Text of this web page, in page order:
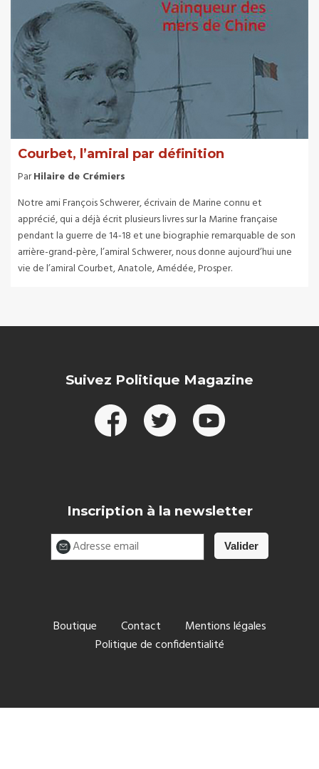
Courbet, l’amiral par définition
ParHilaire de Crémiers
Notre ami François Schwerer, écrivain de Marine connu et
apprécié, qui a déjà écrit plusieurs livres sur la Marine française
pendant la guerre de 14-18 et une biographie remarquable de son
arrière-grand-père, l’amiral Schwerer, nous donne aujourd’hui une
vie de l’amiral Courbet, Anatole, Amédée, Prosper.
Suivez Politique Magazine
Inscription à la newsletter
Boutique Contact
Mentions légales
Politique de confidentialité